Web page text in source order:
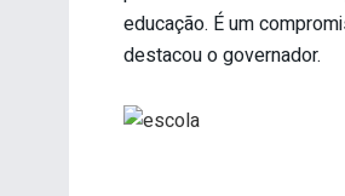
educação. É um
destacou o governador.